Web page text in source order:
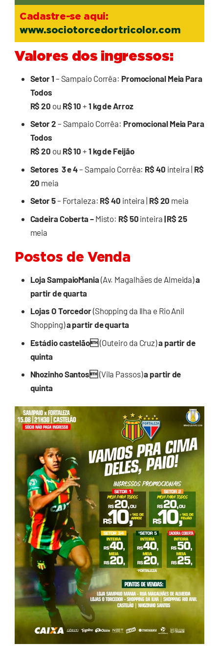
Cadastre-se aqui:
www.sociotorcedortricolor.com
Valores dos ingressos:
Setor 1 – Sampaio Corrêa: Promocional Meia Para
Todos
R$ 20 ou R$ 10 + 1 kg de Arroz
Setor 2 – Sampaio Corrêa: Promocional Meia Para
Todos
R$ 20 ou R$ 10 + 1 kg de Feijão
Setores 3 e 4– Sampaio Corrêa: R$ 40 inteira | R$
20 meia
Setor 5– Fortaleza: R$ 40 inteira | R$ 20 meia
Cadeira Coberta –Misto: R$ 50 inteira | R$ 25
meia
Postos de Venda
Loja SampaioMania(Av. Magalhães de Almeida)a
partir de quarta
Lojas O Torcedor(Shopping da Ilha e Rio Anil
Shopping)a partir de quarta
Estádio castelão(Outeiro da Cruz)a partir de
quinta
Nhozinho Santos(Vila Passos)a partir de
quinta